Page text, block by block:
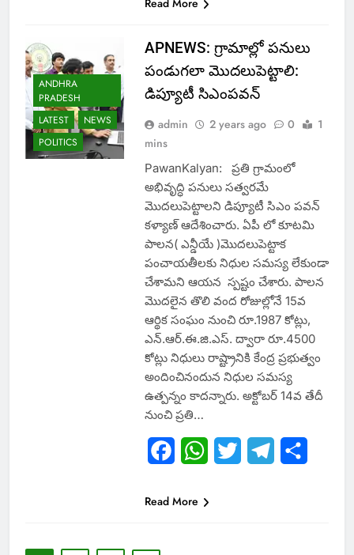
Read More
ANDHRA
PRADESH
LATEST
NEWS
POLITICS
APNEWS: గ్రామాల్లో పనులు
పండుగలా మొదలుపెట్టాలి:
డిప్యూటీ సిఎంపవన్
admin 2 years ago 0
1
mins
PawanKalyan: ప్రతి గ్రామంలో
అభివృద్ధి పనులు సత్వరమే
మొదలుపెట్టాలని డిప్యూటీ సిఎం పవన్
కళ్యాణ్ ఆదేశించారు. ఏపీ లో కూటమి
పాలన( ఎన్డీయే )మొదలుపెట్టాక
పంచాయతీలకు నిధుల సమస్య లేకుండా
చేశామని ఆయన స్పష్టం చేశారు. పాలన
మొదలైన తొలి వంద రోజుల్లోనే 15వ
ఆర్థిక సంఘం నుంచి రూ.1987 కోట్లు,
ఎన్.ఆర్.ఈ.జి.ఎస్. ద్వారా రూ.4500
కోట్లు నిధులు రాష్ట్రానికి కేంద్ర ప్రభుత్వం
అందించినందున నిధుల సమస్య
ఉత్పన్నం కాదన్నారు. అక్టోబర్ 14వ తేదీ
నుంచి ప్రతి…
FacebookWhatsApp
Twitter Telegram
Read More